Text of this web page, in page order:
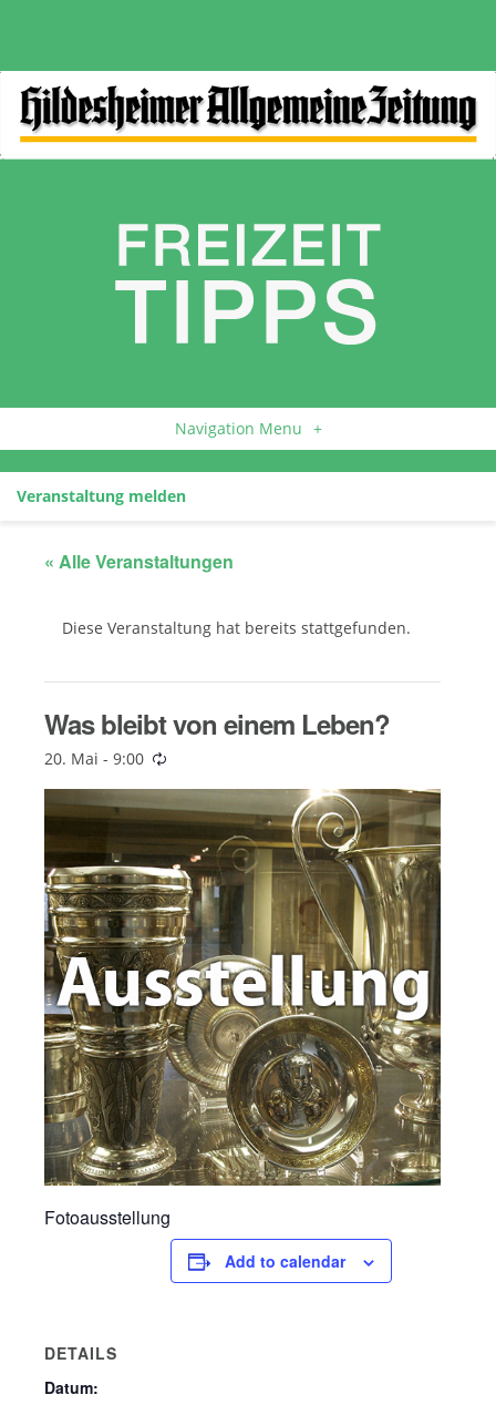
Navigation Menu +
Veranstaltung melden
« Alle Veranstaltungen
Diese Veranstaltung hat bereits stattgefunden.
Was bleibt von einem Leben?
20. Mai - 9:00
Fotoausstellung
Add to calendar
DETAILS
Datum: